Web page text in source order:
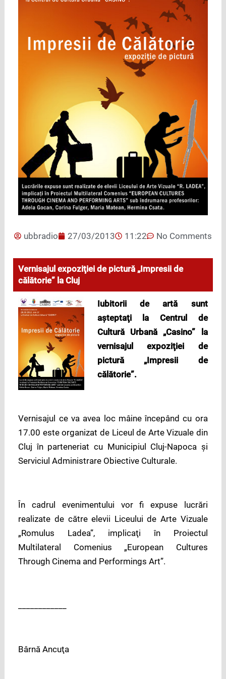
ubbradio 27/03/2013 11:22 No Comments
Vernisajul expoziţiei de pictură „Impresii de
călătorie” la Cluj
Iubitorii de artă sunt
aşteptaţi la Centrul de
Cultură Urbană „Casino” la
vernisajul expoziţiei de
pictură „Impresii de
călătorie”.
Vernisajul ce va avea loc mâine începând cu ora
17.00 este organizat de Liceul de Arte Vizuale din
Cluj în parteneriat cu Municipiul Cluj-Napoca şi
Serviciul Administrare Obiective Culturale.
În cadrul evenimentului vor fi expuse lucrări
realizate de către elevii Liceului de Arte Vizuale
„Romulus Ladea”, implicaţi în Proiectul
Multilateral Comenius „European Cultures
Through Cinema and Performings Art”.
Bârnă Ancuţa